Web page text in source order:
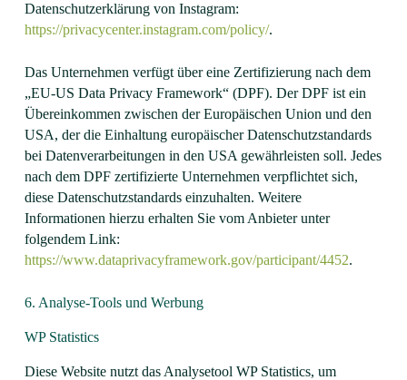
Datenschutzerklärung von Instagram:
https://privacycenter.instagram.com/policy/.
Das Unternehmen verfügt über eine Zertifizierung nach dem
„EU-US Data Privacy Framework“ (DPF). Der DPF ist ein
Übereinkommen zwischen der Europäischen Union und den
USA, der die Einhaltung europäischer Datenschutzstandards
bei Datenverarbeitungen in den USA gewährleisten soll. Jedes
nach dem DPF zertifizierte Unternehmen verpflichtet sich,
diese Datenschutzstandards einzuhalten. Weitere
Informationen hierzu erhalten Sie vom Anbieter unter
folgendem Link:
https://www.dataprivacyframework.gov/participant/4452.
6. Analyse-Tools und Werbung
WP Statistics
Diese Website nutzt das Analysetool WP Statistics, um